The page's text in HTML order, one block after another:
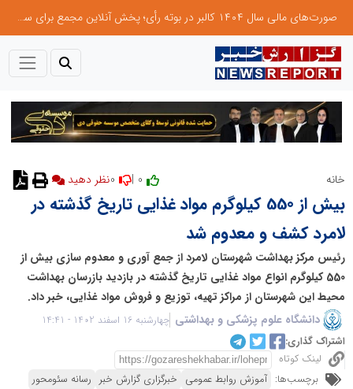
صورت‌های مالی سال ۱۴۰۴ کالبر در بوته رأی؛ پخش آنلاین مجمع برای سهامداران در سراسر کشور
خانه نظر دهید
بیش از 550 کیلوگرم مواد غذایی تاریخ گذشته در
لامرد کشف و معدوم شد
رئیس مرکز بهداشت شهرستان لامرد از جمع آوری و معدوم سازی بیش از
550 کیلوگرم انواع مواد غذایی تاریخ گذشته در بازدید بازرسان بهداشت
محیط این شهرستان از مراکز تهیه، توزیع و فروش مواد غذایی، خبر داد.
دانشگاه علوم پزشکی و بهداشتی چهارشنبه 16 اسفند 1402 - 14:41
اشتراک گذاری:
لینک کوتاه
برچسب‌ها: آموزش روابط عمومی خبرگزاری گزارش خبر رسانه سئومحور